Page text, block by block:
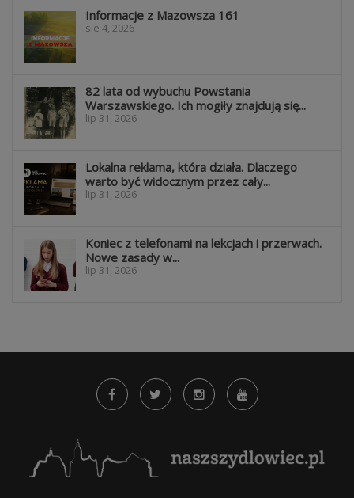
Informacje z Mazowsza 161
sie 4, 2026
82 lata od wybuchu Powstania
Warszawskiego. Ich mogiły znajdują się...
lip 31, 2026
Lokalna reklama, która działa. Dlaczego
warto być widocznym przez cały...
lip 31, 2026
Koniec z telefonami na lekcjach i przerwach.
Nowe zasady w...
lip 31, 2026